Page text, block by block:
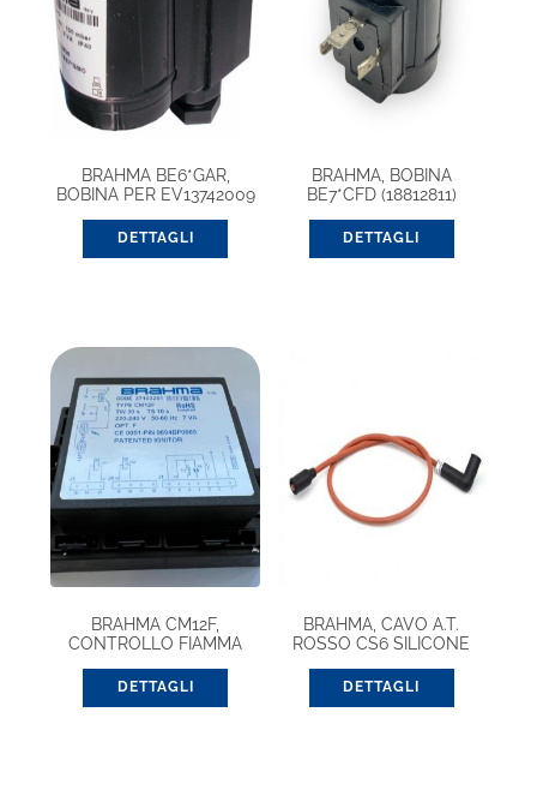
BRAHMA BE6*GAR,
BOBINA PER EV13742009
DETTAGLI
BRAHMA, BOBINA
BE7*CFD (18812811)
DETTAGLI
BRAHMA CM12F,
CONTROLLO FIAMMA
DETTAGLI
BRAHMA, CAVO A.T.
ROSSO CS6 SILICONE
DETTAGLI